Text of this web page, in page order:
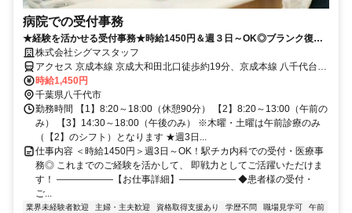
病院での受付事務
★経験を活かせる受付事務★時給1450円＆週３日～OK◎ブランク復帰
も大歓迎！
株式会社シグマスタッフ
アクセス 京成本線 京成大和田北口徒歩約19分、京成本線 八千代台西
口徒歩約33分、京成本線 実籾南口徒歩約64分 八千代台駅から徒歩3
分
時給1,450円
千葉県八千代市
勤務時間 【1】8:20～18:00（休憩90分） 【2】8:20～13:00（午前の
み） 【3】14:30～18:00（午後のみ） ※木曜・土曜は午前診療のみ
（【2】のシフト）となります ★週3日...
仕事内容 ＜時給1450円＞週3日～OK！駅チカ内科での受付・医療事
務◎ これまでのご経験を活かして、 即戦力としてご活躍いただけま
す！ ――――――【お仕事詳細】―――――― ◆患者様の受付・
ご...
業界未経験者歓迎 主婦・主夫歓迎 資格取得支援あり 学歴不問 職場見学可
午前